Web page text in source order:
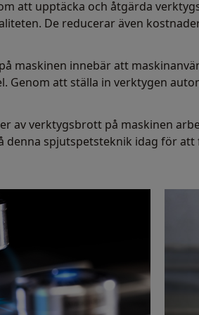
att upptäcka och åtgärda
De reducerar även
maskinen innebär att
Genom att ställa in verktygen
av verktygsbrott på maskinen
denna spjutspetsteknik idag för